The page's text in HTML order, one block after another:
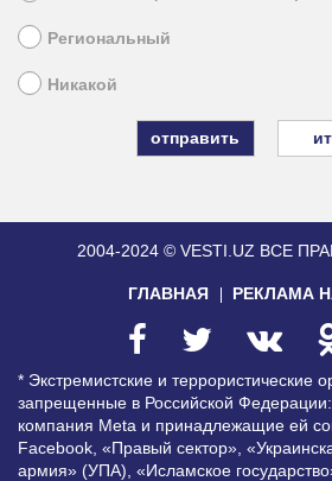
Региональный
Никакой
2004-2024 © VESTI.UZ ВСЕ
ГЛАВНАЯ РЕКЛАМА
* Экстремистские и террористические
запрещенные в Российской
компания Meta и принадлежащие ей
Facebook, «Правый сектор»,
армия» (УПА), «Исламское